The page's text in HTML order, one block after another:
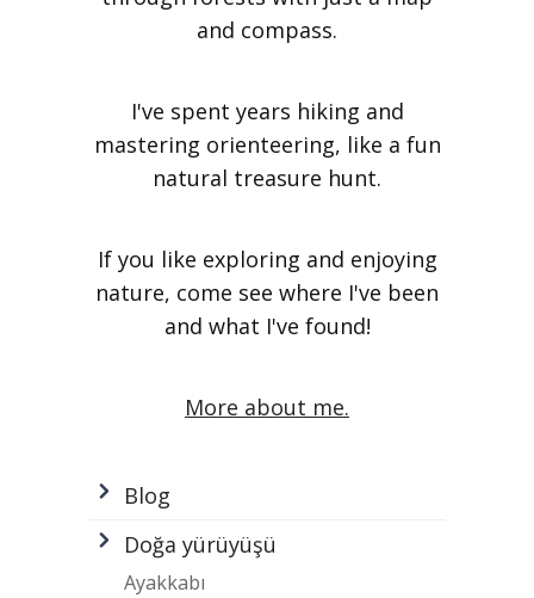
and compass.
I've spent years hiking and
mastering orienteering, like a fun
natural treasure hunt.
If you like exploring and enjoying
nature, come see where I've been
and what I've found!
More about me.
Blog
Doğa yürüyüşü
Ayakkabı